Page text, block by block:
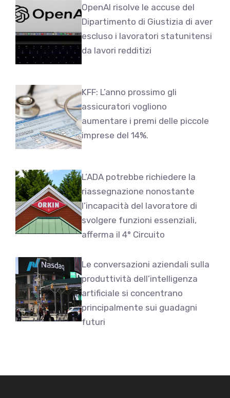
OpenAI risolve le accuse del
Dipartimento di Giustizia di aver
escluso i lavoratori statunitensi
da lavori redditizi
KFF: L’anno prossimo gli
assicuratori vogliono
aumentare i premi delle piccole
imprese del 14%.
L’ADA potrebbe richiedere la
riassegnazione nonostante
l’incapacità del lavoratore di
svolgere funzioni essenziali,
afferma il 4° Circuito
Le conversazioni aziendali sulla
produttività dell’intelligenza
artificiale si concentrano
principalmente sui guadagni
futuri